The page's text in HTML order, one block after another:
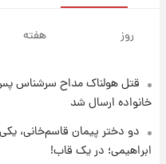
۱۷ ساعت پیش
روز هفته
قتل هولناک مداح سرشناس
خانواده ارسال شد
دو دختر پیمان قاسم‌خانی، یکی
ابراهیمی؛ در یک قاب!